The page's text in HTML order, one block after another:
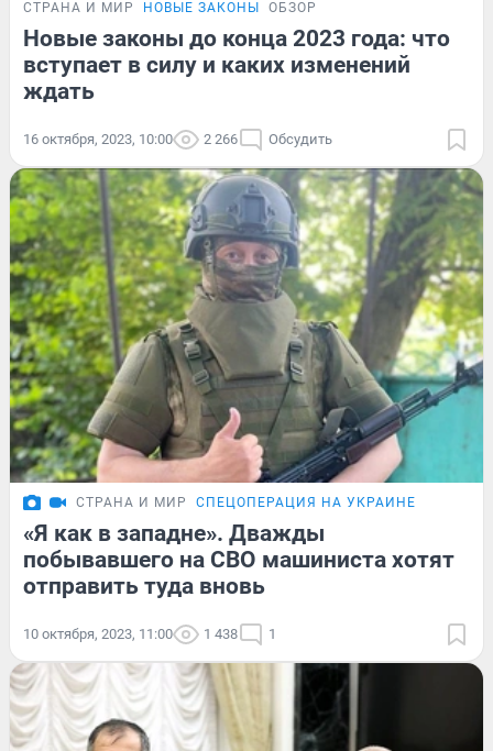
СТРАНА И МИР НОВЫЕ ЗАКОНЫ ОБЗОР
Новые законы до конца 2023 года: что
вступает в силу и каких изменений
ждать
16 октября, 2023, 10:00 2 266 Обсудить
СТРАНА И МИР СПЕЦОПЕРАЦИЯ НА УКРАИНЕ
«Я как в западне». Дважды
побывавшего на СВО машиниста хотят
отправить туда вновь
10 октября, 2023, 11:00 1 438 1